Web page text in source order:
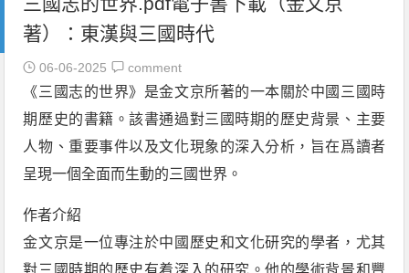
著）：東漢與三國時代
06-06-2025 comment
《三國志的世界》是金文京所著的一本關於中國三國時
期歷史的書籍。該書通過對三國時期的歷史背景、主要
人物、重要事件以及文化現象的深入分析，旨在爲讀者
呈現一個全面而生動的三國世界。
作者介紹
金文京是一位專注於中國歷史和文化研究的學者，尤其
對三國時期的歷史有着深入的研究。他的學術背景和豐